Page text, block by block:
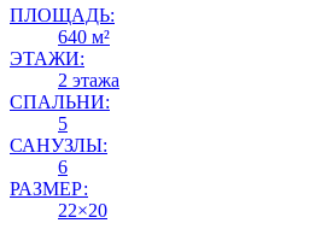
ПЛОЩАДЬ:
640 м²
ЭТАЖИ:
2 этажа
СПАЛЬНИ:
5
САНУЗЛЫ:
6
РАЗМЕР:
22×20